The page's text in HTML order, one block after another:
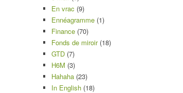
En vrac (9)
Ennéagramme (1)
Finance (70)
Fonds de miroir(18)
GTD (7)
H6M (3)
Hahaha (23)
In English (18)